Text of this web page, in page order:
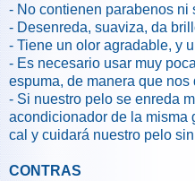
- No contienen parabenos ni
- Desenreda, suaviza, da
- Tiene un olor agradable, y
- Es necesario usar muy
espuma, de manera que nos
- Si nuestro pelo se enreda
acondicionador de la misma
cal y cuidará nuestro pelo
CONTRAS